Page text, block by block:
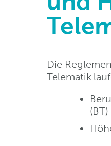
Die
Telematik
(BT)